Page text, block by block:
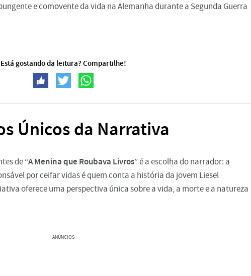
e comovente da vida na Alemanha durante a Segunda Guerra
Está gostando da leitura? Compartilhe!
Únicos da Narrativa
de “A Menina que Roubava Livros” é a escolha do narrador: a
por ceifar vidas é quem conta a história da jovem Liesel
oferece uma perspectiva única sobre a vida, a morte e a natureza
ANÚNCIOS